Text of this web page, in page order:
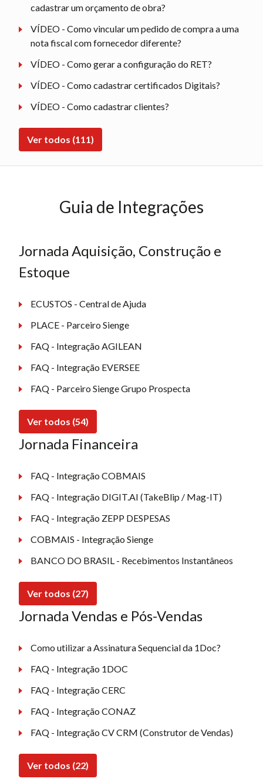
cadastrar um orçamento de obra?
VÍDEO - Como vincular um pedido de compra a uma
nota fiscal com fornecedor diferente?
VÍDEO - Como gerar a configuração do RET?
VÍDEO - Como cadastrar certificados Digitais?
VÍDEO - Como cadastrar clientes?
Ver todos (111)
Guia de Integrações
Jornada Aquisição, Construção e
Estoque
ECUSTOS - Central de Ajuda
PLACE - Parceiro Sienge
FAQ - Integração AGILEAN
FAQ - Integração EVERSEE
FAQ - Parceiro Sienge Grupo Prospecta
Ver todos (54)
Jornada Financeira
FAQ - Integração COBMAIS
FAQ - Integração DIGIT.AI (TakeBlip / Mag-IT)
FAQ - Integração ZEPP DESPESAS
COBMAIS - Integração Sienge
BANCO DO BRASIL - Recebimentos Instantâneos
Ver todos (27)
Jornada Vendas e Pós-Vendas
Como utilizar a Assinatura Sequencial da 1Doc?
FAQ - Integração 1DOC
FAQ - Integração CERC
FAQ - Integração CONAZ
FAQ - Integração CV CRM (Construtor de Vendas)
Ver todos (22)